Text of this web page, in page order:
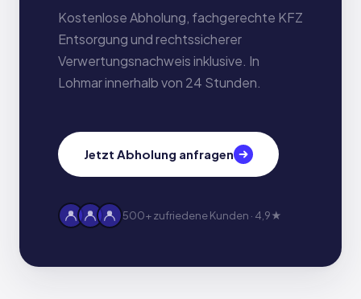
Kostenlose Abholung, fachgerechte KFZ
Entsorgung und rechtssicherer
Verwertungsnachweis inklusive. In
Lohmar innerhalb von 24 Stunden.
Jetzt Abholung anfragen
500+ zufriedene Kunden · 4,9★